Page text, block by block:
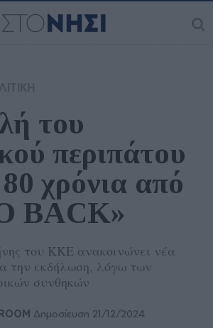
του
περιπάτου
χρόνια από
BACK»
του ΚΚΕ ανακοινώνει νέα
την εκδήλωση, λόγω των
συνθηκών
Δημοσίευση 21/12/2024